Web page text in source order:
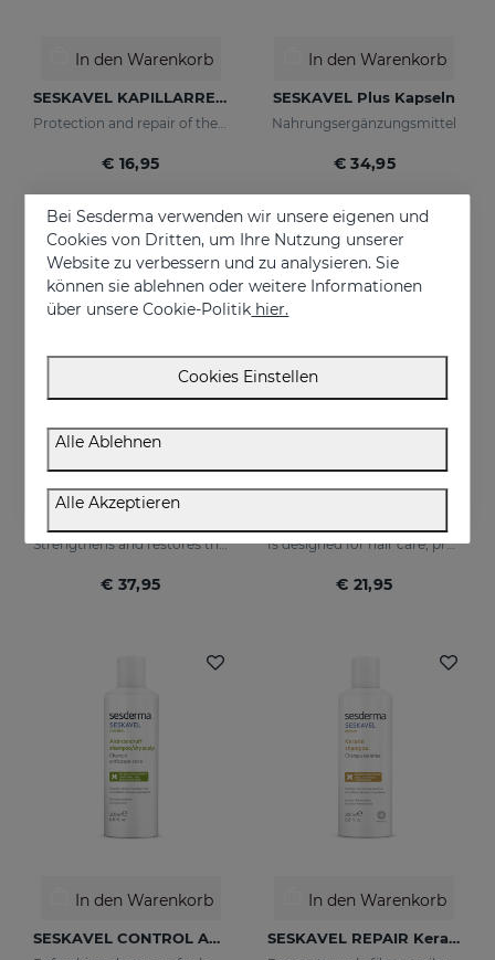
In den Warenkorb
SESKAVEL KAPILLARREPARATUR
Protection and repair of the stem and split ends which regain their natural look.
€ 16,95
In den Warenkorb
SESKAVEL Plus Kapseln
Nahrungsergänzungsmittel
€ 34,95
Strengthens and restores the damaged structure of the most fragile and brittle hair while it activates its growth
€ 37,95
Is designed for hair care, prevent and stop hair loss and stimulate growth.
€ 21,95
In den Warenkorb
SESKAVEL CONTROL Anti-Schuppen-Shampoo - Für Trockenes Haar
In den Warenkorb
SESKAVEL REPAIR Keratin-Shampoo
Bei Sesderma verwenden wir unsere eigenen und
Cookies von Dritten, um Ihre Nutzung unserer
Website zu verbessern und zu analysieren. Sie
können sie ablehnen oder weitere Informationen
über unsere Cookie-Politik hier.
Cookies Einstellen
Alle Ablehnen
Alle Akzeptieren